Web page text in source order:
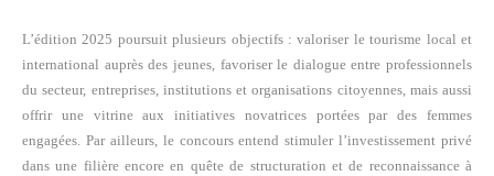
L’édition 2025 poursuit plusieurs objectifs : valoriser le tourisme local et
international auprès des jeunes, favoriser le dialogue entre professionnels
du secteur, entreprises, institutions et organisations citoyennes, mais aussi
offrir une vitrine aux initiatives novatrices portées par des femmes
engagées. Par ailleurs, le concours entend stimuler l’investissement privé
dans une filière encore en quête de structuration et de reconnaissance à